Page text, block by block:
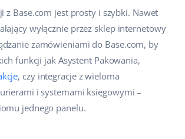
z Base.com jest prosty i szybki. Nawet
wyłącznie przez sklep internetowy
zamówieniami do Base.com, by
funkcji jak Asystent Pakowania,
, czy integracje z wieloma
i systemami księgowymi –
jednego panelu.